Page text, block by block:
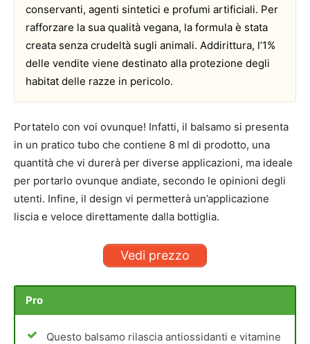
conservanti, agenti sintetici e profumi artificiali. Per
rafforzare la sua qualità vegana, la formula è stata
creata senza crudeltà sugli animali. Addirittura, l’1%
delle vendite viene destinato alla protezione degli
habitat delle razze in pericolo.
Portatelo con voi ovunque! Infatti, il balsamo si presenta
in un pratico tubo che contiene 8 ml di prodotto, una
quantità che vi durerà per diverse applicazioni, ma ideale
per portarlo ovunque andiate, secondo le opinioni degli
utenti. Infine, il design vi permetterà un’applicazione
liscia e veloce direttamente dalla bottiglia.
Vedi prezzo
Pro
Questo balsamo rilascia antiossidanti e vitamine